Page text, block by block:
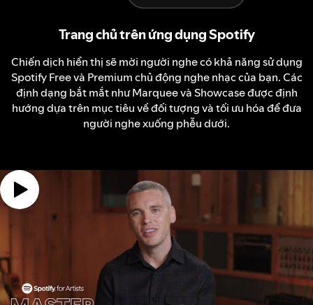
Trang chủ trên ứng dụng Spotify
Chiến dịch hiển thị sẽ mời người nghe có khả năng sử dụng
Spotify Free và Premium chủ động nghe nhạc của bạn. Các
định dạng bắt mắt như Marquee và Showcase được định
hướng dựa trên mục tiêu về đối tượng và tối ưu hóa để đưa
người nghe xuống phễu dưới.